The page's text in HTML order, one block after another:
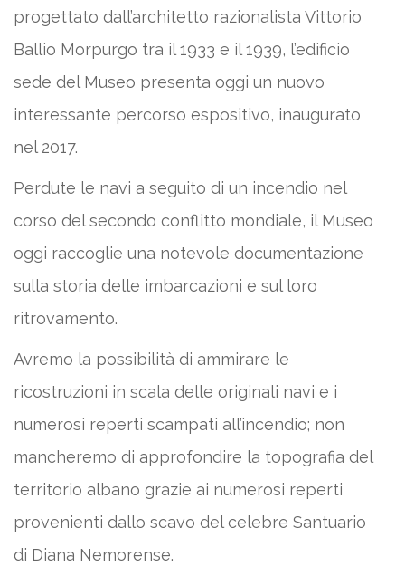
progettato dall’architetto razionalista Vittorio
Ballio Morpurgo tra il 1933 e il 1939, l’edificio
sede del Museo presenta oggi un nuovo
interessante percorso espositivo, inaugurato
nel 2017.
Perdute le navi a seguito di un incendio nel
corso del secondo conflitto mondiale, il Museo
oggi raccoglie una notevole documentazione
sulla storia delle imbarcazioni e sul loro
ritrovamento.
Avremo la possibilità di ammirare le
ricostruzioni in scala delle originali navi e i
numerosi reperti scampati all’incendio; non
mancheremo di approfondire la topografia del
territorio albano grazie ai numerosi reperti
provenienti dallo scavo del celebre Santuario
di Diana Nemorense.